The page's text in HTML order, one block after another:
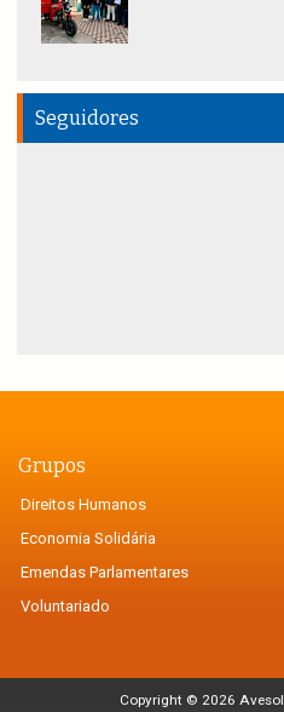
Seguidores
Grupos
Direitos Humanos
Economia Solidária
Emendas Parlamentares
Voluntariado
Copyright © 2026 Avesol